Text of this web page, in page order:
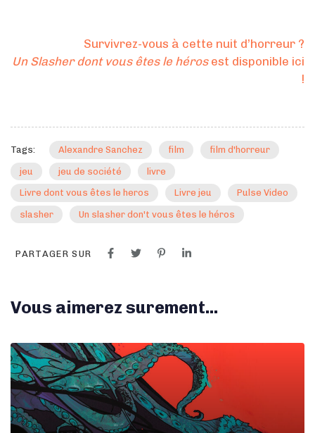
Survivrez-vous à cette nuit d’horreur ?
Un Slasher dont vous êtes le hérosest disponible ici
!
Tags: Alexandre Sanchez film film d'horreur
jeu jeu de société livre
Livre dont vous êtes le heros Livre jeu Pulse Video
slasher Un slasher don't vous êtes le héros
PARTAGER SUR
Vous aimerez surement...